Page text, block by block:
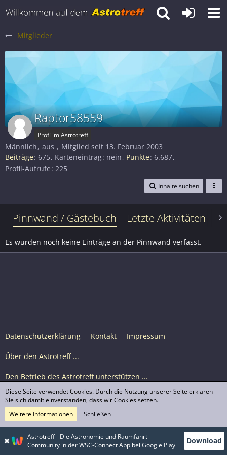
Mitglieder
Raptor58559
Profi im Astrotreff
Männlich aus
Mitglied seit 13. Februar 2003
Beiträge 675 Karteneintrag nein Punkte 6.687
Profil-Aufrufe 225
Inhalte suchen
Pinnwand / Gästebuch Letzte Aktivitäten
Es wurden noch keine Einträge an der Pinnwand verfasst.
Datenschutzerklärung Kontakt Impressum
Über den Astrotreff ...
Den Betrieb des Astrotreff unterstützen ...
Nutzungsbedingungen
© Astrotreff 2001-2026, lizenziert unter CC BY-SA,
sofern für einzelne Inhalte nicht anders angegeben
Astrotreff - Die Astronomie und Raumfahrt
Community in der WSC-Connect App bei Google Play
Download
Diese Seite verwendet Cookies. Durch die Nutzung unserer Seite erklären
Sie sich damit einverstanden, dass wir Cookies setzen.
Weitere Informationen
Schließen